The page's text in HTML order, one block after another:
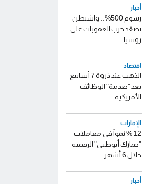
أخبار
رسوم 500%.. واشنطن
تصعّد حرب العقوبات على
روسيا
اقتصاد
الذهب عند ذروة 7 أسابيع
بعد "صدمة" الوظائف
الأمريكية
الإمارات
12 % نمواً في معاملات
"جمارك أبوظبي" الرقمية
خلال 6 أشهر
أخبار